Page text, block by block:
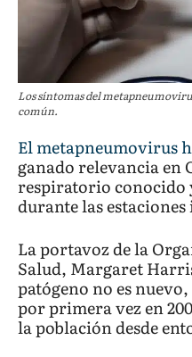
Los síntomas del
común.
El metapneumovirus
ganado relevancia en
respiratorio conocido
durante las
La portavoz de la
Salud, Margaret
patógeno no es
por primera vez en
la población desde